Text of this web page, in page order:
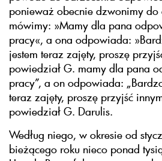
ponieważ obecnie dzwonimy
mówimy: »Mamy dla pana
pracy«, a ona odpowiada:
jestem teraz zajęty, proszę
powiedział G. mamy dla pana
pracy”, a on odpowiada:
teraz zajęty, proszę przyjść
powiedział G. Darulis.
Według niego, w okresie od
bieżącego roku nieco ponad